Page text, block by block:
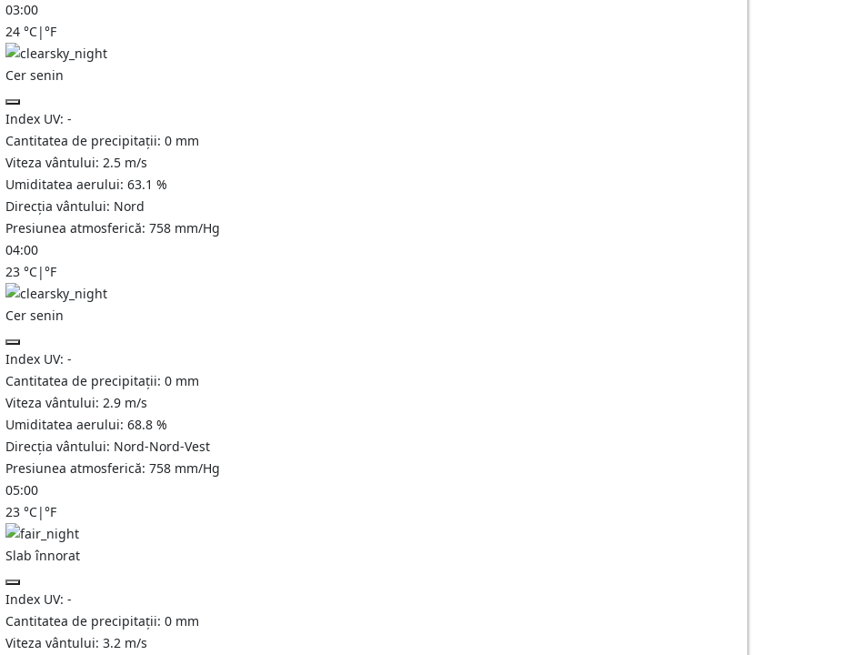
03:00
24 °C|°F
Cer senin
Index UV: -
Cantitatea de precipitații: 0 mm
Viteza vântului: 2.5 m/s
Umiditatea aerului: 63.1 %
Direcția vântului: Nord
Presiunea atmosferică: 758 mm/Hg
04:00
23 °C|°F
Cer senin
Index UV: -
Cantitatea de precipitații: 0 mm
Viteza vântului: 2.9 m/s
Umiditatea aerului: 68.8 %
Direcția vântului: Nord-Nord-Vest
Presiunea atmosferică: 758 mm/Hg
05:00
23 °C|°F
Slab înnorat
Index UV: -
Cantitatea de precipitații: 0 mm
Viteza vântului: 3.2 m/s